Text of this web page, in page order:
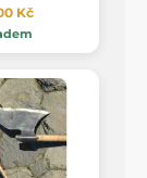
Kč